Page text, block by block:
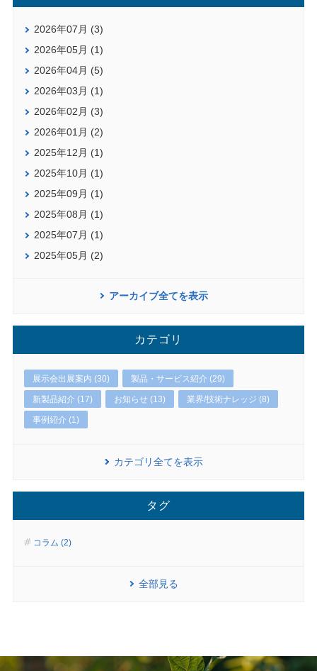
2026年07月 (3)
2026年05月 (1)
2026年04月 (5)
2026年03月 (1)
2026年02月 (3)
2026年01月 (2)
2025年12月 (1)
2025年10月 (1)
2025年09月 (1)
2025年08月 (1)
2025年07月 (1)
2025年05月 (2)
アーカイブ全てを表示
カテゴリ
展示会出展案内 (30) 製品・サービス紹介 (29)
新製品紹介 (17) お知らせ (13) 業界/技術ナレッジ (8)
事例紹介 (1)
カテゴリ全てを表示
タグ
コラム (2)
全部見る